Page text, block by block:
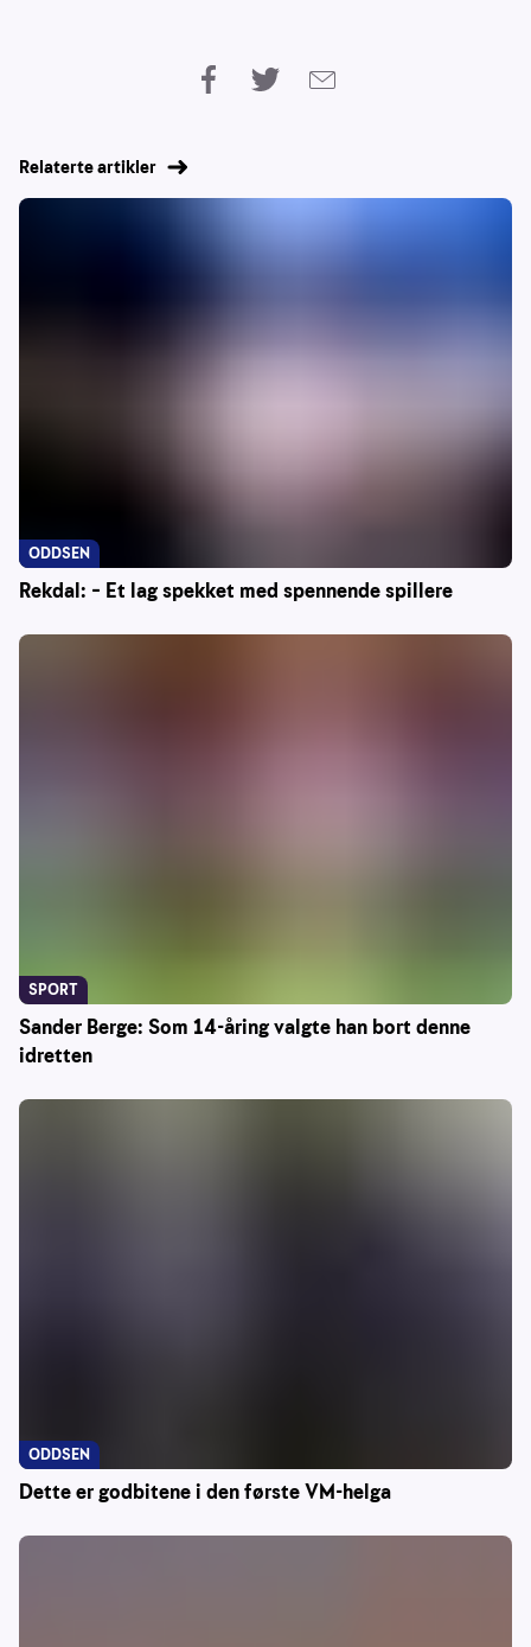
Relaterte artikler
Rekdal: – Et lag spekket med spennende spillere
ODDSEN
Sander Berge: Som 14-åring valgte han bort denne
idretten
SPORT
Dette er godbitene i den første VM-helga
ODDSEN